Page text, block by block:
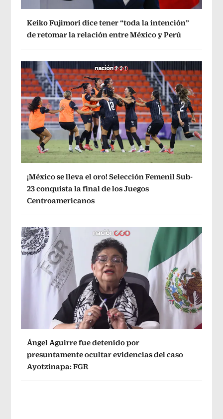
Keiko Fujimori dice tener “toda la intención”
de retomar la relación entre México y Perú
¡México se lleva el oro! Selección Femenil Sub-
23 conquista la final de los Juegos
Centroamericanos
Ángel Aguirre fue detenido por
presuntamente ocultar evidencias del caso
Ayotzinapa: FGR